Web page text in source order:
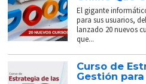
El gigante
para sus usuarios,
lanzado 20 nuevos
que...
Curso de
Gestión